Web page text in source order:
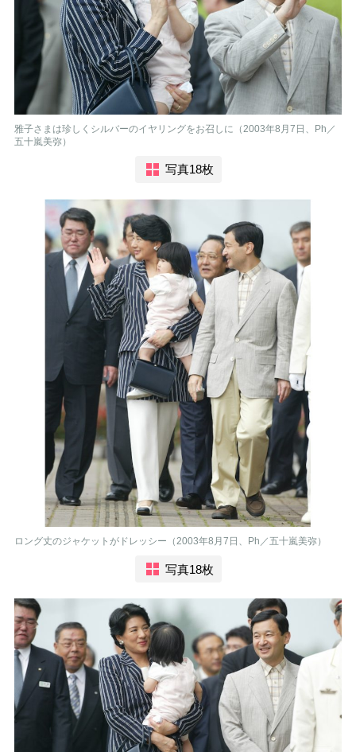
雅子さまは珍しくシルバーのイヤリングをお召しに（2003年8月7日、Ph／
五十嵐美弥）
写真18枚
ロング丈のジャケットがドレッシー（2003年8月7日、Ph／五十嵐美弥）
写真18枚